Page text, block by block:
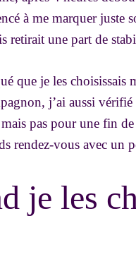
à me marquer juste
retirait une part de
que je les choisissais
j’ai aussi
pas pour une fin
rendez-vous avec un
je les